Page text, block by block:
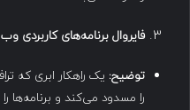
فایروال برنامه‌های کاربردی وب
توضیح: یک راهکار ابری که
را مسدود می‌کند و برنامه‌ها